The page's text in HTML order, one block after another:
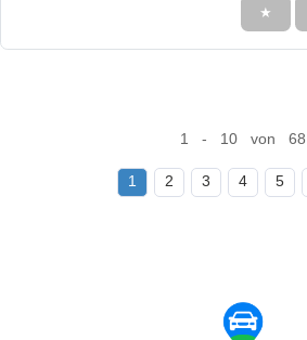
★
1 - 10 von 68
1 2 3 4 5